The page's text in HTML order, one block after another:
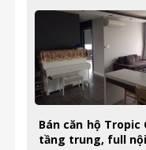
Bán căn hộ
tầng trung, full